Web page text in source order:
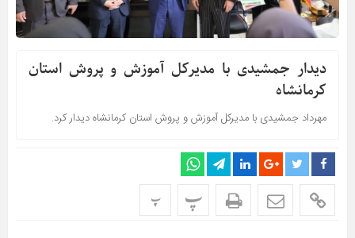
دیدار جمشیدی با مدیرکل آموزش و پروش استان
کرمانشاه
مهرداد جمشیدی با مدیرکل آموزش و پروش استان کرمانشاه دیدار کرد.
پ پ